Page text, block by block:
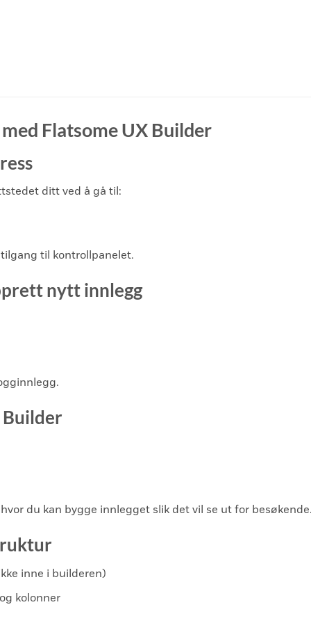
Flatsome UX Builder
ditt ved å gå til:
til kontrollpanelet.
nytt innlegg
Builder
du kan bygge innlegget slik det vil se ut for
inne i builderen)
kolonner